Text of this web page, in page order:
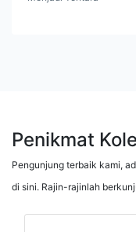
Penikmat
Pengunjung terbaik kami,
di sini. Rajin-rajinlah